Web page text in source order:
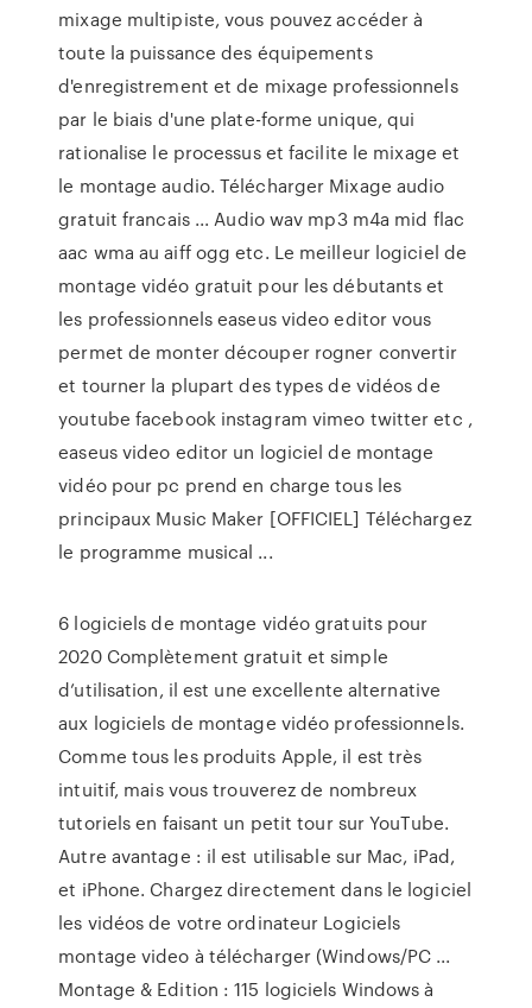
mixage multipiste, vous pouvez accéder à
toute la puissance des équipements
d'enregistrement et de mixage professionnels
par le biais d'une plate-forme unique, qui
rationalise le processus et facilite le mixage et
le montage audio. Télécharger Mixage audio
gratuit francais ... Audio wav mp3 m4a mid flac
aac wma au aiff ogg etc. Le meilleur logiciel de
montage vidéo gratuit pour les débutants et
les professionnels easeus video editor vous
permet de monter découper rogner convertir
et tourner la plupart des types de vidéos de
youtube facebook instagram vimeo twitter etc ,
easeus video editor un logiciel de montage
vidéo pour pc prend en charge tous les
principaux Music Maker [OFFICIEL] Téléchargez
le programme musical ...
6 logiciels de montage vidéo gratuits pour
2020 Complètement gratuit et simple
d’utilisation, il est une excellente alternative
aux logiciels de montage vidéo professionnels.
Comme tous les produits Apple, il est très
intuitif, mais vous trouverez de nombreux
tutoriels en faisant un petit tour sur YouTube.
Autre avantage : il est utilisable sur Mac, iPad,
et iPhone. Chargez directement dans le logiciel
les vidéos de votre ordinateur Logiciels
montage video à télécharger (Windows/PC ...
Montage & Edition : 115 logiciels Windows à